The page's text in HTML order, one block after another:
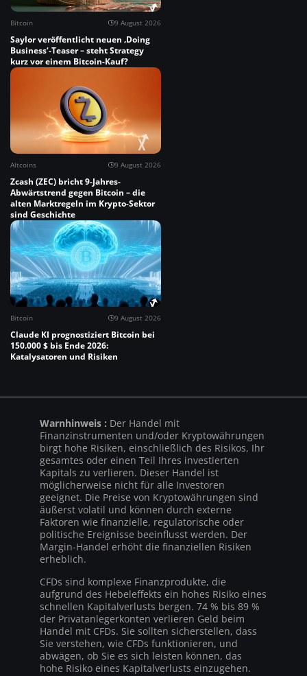
Bitcoin 9 August 2026
Saylor veröffentlicht neuen ‚Doing
Business‘-Teaser – steht Strategy
kurz vor einem Bitcoin-Kauf?
Altcoins 9 August 2026
Zcash (ZEC) bricht 9-Jahres-
Abwärtstrend gegen Bitcoin – die
alten Marktregeln im Krypto-Sektor
sind Geschichte
Bitcoin 9 August 2026
Claude KI prognostiziert Bitcoin bei
150.000 $ bis Ende 2026:
Katalysatoren und Risiken
Warnhinweis : Der Handel mit
Finanzinstrumenten und/oder Kryptowährungen
birgt hohe Risiken, einschließlich des Risikos, Ihr
gesamtes oder einen Teil Ihres investierten
Kapitals zu verlieren. Dieser Handel ist
möglicherweise nicht für alle Investoren
geeignet. Die Preise von Kryptowährungen sind
äußerst volatil und können durch externe
Faktoren wie finanzielle, regulatorische oder
politische Ereignisse beeinflusst werden. Der
Margin-Handel erhöht die finanziellen Risiken
erheblich.
CFDs sind komplexe Finanzprodukte, die
aufgrund des Hebeleffekts ein hohes Risiko eines
schnellen Kapitalverlusts bergen. 74 % bis 89 %
der Privatanlegerkonten verlieren Geld beim
Handel mit CFDs. Sie sollten sicherstellen, dass
Sie verstehen, wie CFDs funktionieren, und
abwägen, ob Sie es sich leisten können, das
hohe Risiko eines Kapitalverlusts einzugehen.